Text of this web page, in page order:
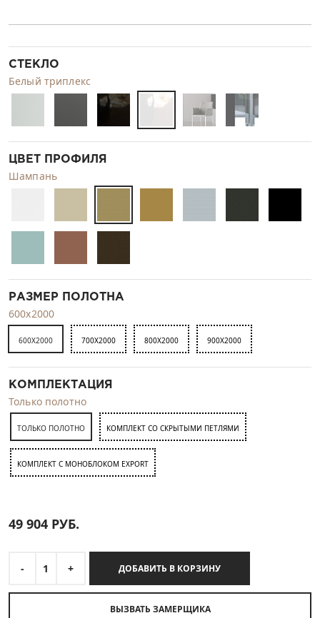
СТЕКЛО
Белый триплекс
ЦВЕТ ПРОФИЛЯ
Шампань
РАЗМЕР ПОЛОТНА
600x2000
600X2000 700X2000 800X2000 900X2000
КОМПЛЕКТАЦИЯ
Только полотно
ТОЛЬКО ПОЛОТНО КОМПЛЕКТ СО СКРЫТЫМИ ПЕТЛЯМИ
КОМПЛЕКТ C МОНОБЛОКОМ EXPORT
49 904 РУБ.
- 1 + ДОБАВИТЬ В КОРЗИНУ
ВЫЗВАТЬ ЗАМЕРЩИКА